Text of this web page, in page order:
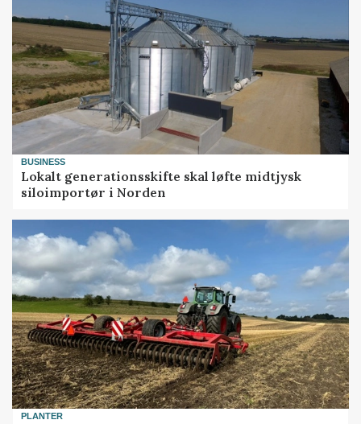
BUSINESS
Lokalt generationsskifte skal løfte midtjysk
siloimportør i Norden
PLANTER